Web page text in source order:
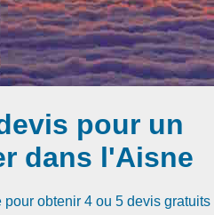
pour un
dans l'Aisne
pour obtenir 4 ou 5 devis gratuits